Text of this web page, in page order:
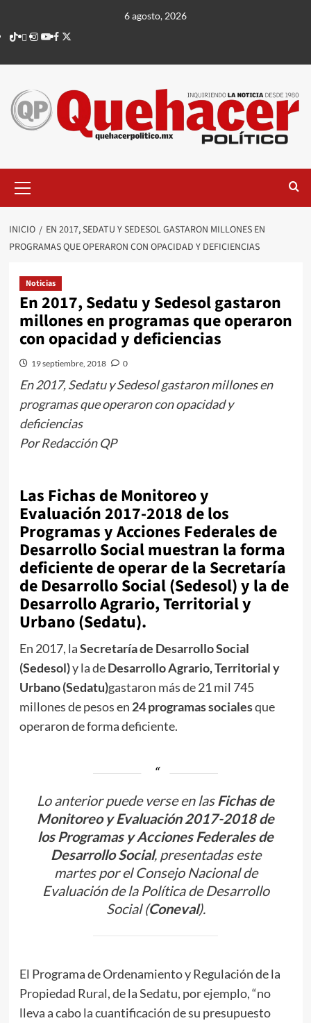
contenido
6 agosto, 2026
TikTok
threads
Instagram
Youtube
Facebook
X
principal
INICIO
EN 2017, SEDATU Y SEDESOL GASTARON MILLONES EN
PROGRAMAS QUE OPERARON CON OPACIDAD Y DEFICIENCIAS
Noticias
En 2017, Sedatu y Sedesol gastaron
millones en programas que operaron
con opacidad y deficiencias
19 septiembre, 2018 0
En 2017, Sedatu y Sedesol gastaron millones en
programas que operaron con opacidad y
deficiencias
Por Redacción QP
Las Fichas de Monitoreo y
Evaluación 2017-2018 de los
Programas y Acciones Federales de
Desarrollo Social muestran la forma
deficiente de operar de la Secretaría
de Desarrollo Social (Sedesol) y la de
Desarrollo Agrario, Territorial y
Urbano (Sedatu).
En 2017, laSecretaría de Desarrollo Social
(Sedesol)y la deDesarrollo Agrario, Territorial y
Urbano (Sedatu)gastaron más de 21 mil 745
millones de pesos en 24 programas socialesque
operaron de forma deficiente.
Lo anterior puede verse en lasFichas de
Monitoreo y Evaluación 2017-2018 de
los Programas y Acciones Federales de
Desarrollo Social, presentadas este
martes por el Consejo Nacional de
Evaluación de la Política de Desarrollo
Social (Coneval).
El Programa de Ordenamiento y Regulación de la
Propiedad Rural, de la Sedatu, por ejemplo, “no
lleva a cabo la cuantificación de su presupuesto